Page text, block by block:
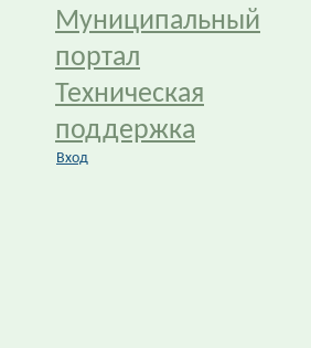
Муниципальный
портал
Техническая
поддержка
Вход